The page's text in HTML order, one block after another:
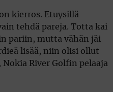
kierros. Etuysillä
tehdä pareja. Totta kai
pariin, mutta vähän jäi
lisää, niin olisi ollut
River Golfin pelaaja